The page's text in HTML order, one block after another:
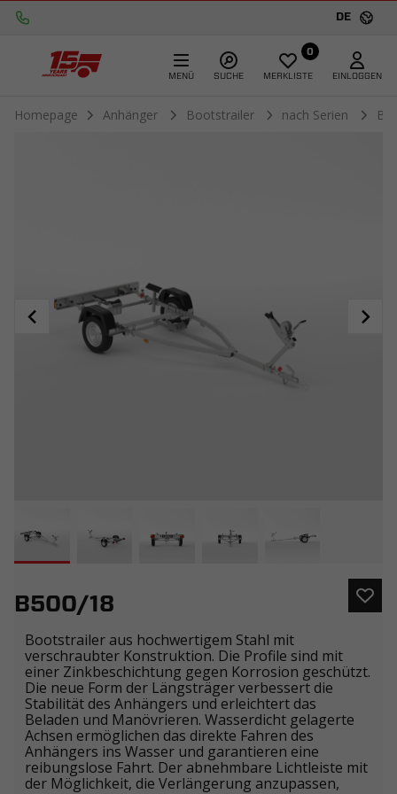
DE
MENÜ SUCHE
0
MERKLISTE EINLOGGEN
Homepage Anhänger Bootstrailer nach Serien
B500/18
Bootstrailer aus hochwertigem Stahl mit
verschraubter Konstruktion. Die Profile sind mit
einer Zinkbeschichtung gegen Korrosion geschützt.
Die neue Form der Längsträger verbessert die
Stabilität des Anhängers und erleichtert das
Beladen und Manövrieren. Wasserdicht gelagerte
Achsen ermöglichen das direkte Fahren des
Anhängers ins Wasser und garantieren eine
reibungslose Fahrt. Der abnehmbare Lichtleiste mit
der Möglichkeit, die Verlängerung anzupassen,